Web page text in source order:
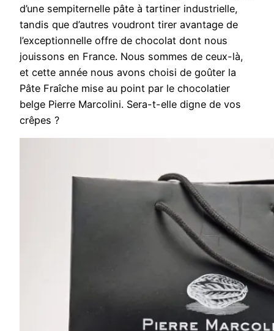
d’une sempiternelle pâte à tartiner industrielle,
tandis que d’autres voudront tirer avantage de
l’exceptionnelle offre de chocolat dont nous
jouissons en France. Nous sommes de ceux-là,
et cette année nous avons choisi de goûter la
Pâte Fraîche mise au point par le chocolatier
belge Pierre Marcolini. Sera-t-elle digne de vos
crêpes ?